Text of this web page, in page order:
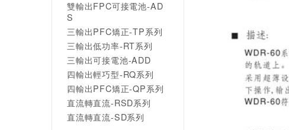
雙輸出FPC可接電池-AD
S
三輸出PFC矯正-TP系列
三輸出低功率-RT系列
三輸出可接電池-ADD
四輸出輕巧型-RQ系列
四輸出PFC矯正-QP系列
直流轉直流-RSD系列
直流轉直流-SD系列